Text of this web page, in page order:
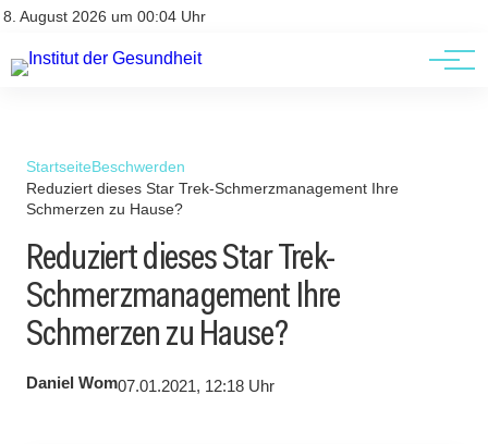
8. August 2026 um 00:04 Uhr
Kontakt
Kontakt
AGBs
StartseiteBeschwerden
Reduziert dieses Star Trek-Schmerzmanagement Ihre
Schmerzen zu Hause?
Reduziert dieses Star Trek-
Schmerzmanagement Ihre
Schmerzen zu Hause?
Daniel Wom07.01.2021, 12:18 Uhr